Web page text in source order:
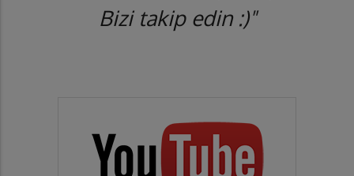
Bizi takip edin :)"